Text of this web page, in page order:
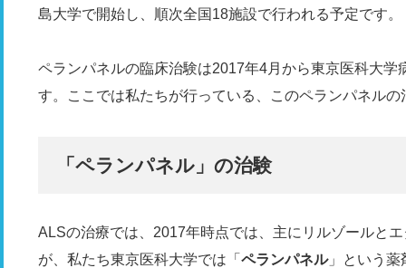
島大学で開始し、順次全国18施設で行われる予定です。
ペランパネルの臨床治験は2017年4月から東京医科大
す。ここでは私たちが行っている、このペランパネル
「ペランパネル」の治験
ALSの治療では、2017年時点では、主にリルゾールと
が、私たち東京医科大学では「 ペランパネル」という薬